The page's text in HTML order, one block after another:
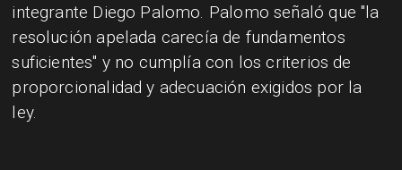
integrante Diego Palomo. Palomo señaló que "la
resolución apelada carecía de fundamentos
suficientes" y no cumplía con los criterios de
proporcionalidad y adecuación exigidos por la
ley.